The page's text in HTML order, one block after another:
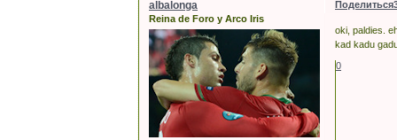
Поделиться
albalonga
Reina de Foro y Arco Iris
oki, paldies.
kad kadu
0